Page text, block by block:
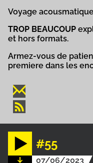
Voyage
TROP BEAUCOUP
et hors formats.
Armez-vous de
premiere dans les
#55
07/06/2023